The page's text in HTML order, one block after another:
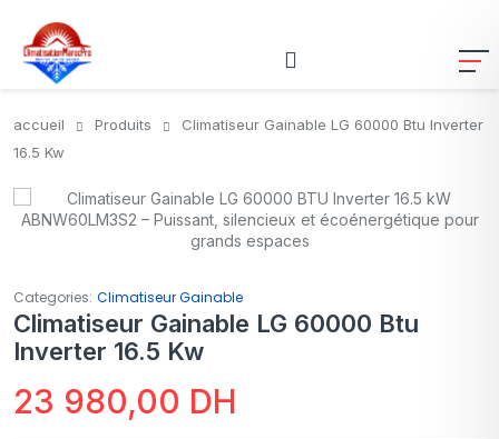
accueil Produits
Climatiseur Gainable LG 60000 Btu Inverter
16.5 Kw
Categories: Climatiseur Gainable
Climatiseur Gainable LG 60000 Btu
Inverter 16.5 Kw
23 980,00 DH